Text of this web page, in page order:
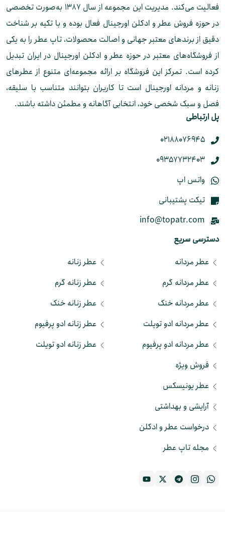
فعالیت می‌کند. مدیریت این مجموعه از سال ۱۳۸۷ به‌صورت تخصصی
در حوزه فروش عطر و ادکلن اورجینال فعال بوده و با تکیه بر شناخت
دقیق از برندهای معتبر جهانی و اصالت محصولات، تاپ عطر را به یکی
از فروشگاه‌های معتبر در حوزه عطر و ادکلن اورجینال در ایران تبدیل
کرده است. تمرکز این فروشگاه بر ارائه مجموعه‌ای متنوع از عطرهای
زنانه و مردانه اورجینال است تا کاربران بتوانند متناسب با سلیقه،
فصل و سبک شخصی خود، انتخابی آگاهانه و مطمئن داشته باشند.
پل ارتباطی
واتس اپ
تیکت پشتیبانی
دسترسی سریع
عطر مردانه
عطر مردانه گرم
عطر مردانه خنک
عطر مردانه ادو تویلت
عطر مردانه ادو پرفیوم
عطر زنانه
عطر زنانه گرم
عطر زنانه خنک
عطر زنانه ادو پرفیوم
عطر زنانه ادو تویلت
فروش ویژه
عطر یونیسکس
آرایشی و بهداشتی
درخواست عطر و ادکلن
مجله تاپ عطر